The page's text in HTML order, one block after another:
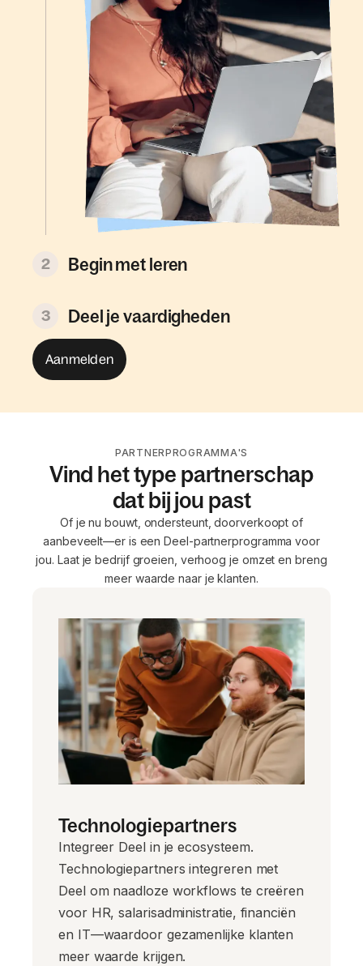
2 Begin met leren
3 Deel je vaardigheden
Aanmelden
PARTNERPROGRAMMA'S
Vind het type partnerschap
dat bij jou past
Of je nu bouwt, ondersteunt, doorverkoopt of
aanbeveelt—er is een Deel-partnerprogramma voor
jou. Laat je bedrijf groeien, verhoog je omzet en breng
meer waarde naar je klanten.
Technologiepartners
Integreer Deel in je ecosysteem.
Technologiepartners integreren met
Deel om naadloze workflows te creëren
voor HR, salarisadministratie, financiën
en IT—waardoor gezamenlijke klanten
meer waarde krijgen.